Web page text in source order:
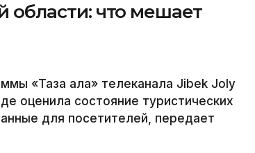
области: что мешает
«Таза қала» телеканала Jibek Joly
оценила состояние туристических
для посетителей, передает